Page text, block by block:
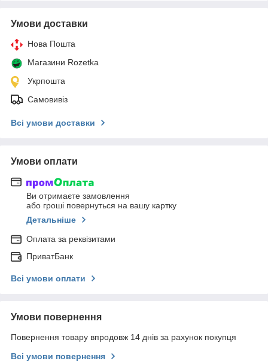
Умови доставки
Нова Пошта
Магазини Rozetka
Укрпошта
Самовивіз
Всі умови доставки
Умови оплати
Ви отримаєте замовлення
або гроші повернуться на вашу картку
Детальніше
Оплата за реквізитами
ПриватБанк
Всі умови оплати
Умови повернення
Повернення товару впродовж 14 днів за рахунок покупця
Всі умови повернення